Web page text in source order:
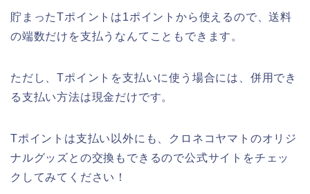
貯まったTポイントは1ポイントから使えるので、送料
の端数だけを支払うなんてこともできます。
ただし、Tポイントを支払いに使う場合には、併用でき
る支払い方法は現金だけです。
Tポイントは支払い以外にも、クロネコヤマトのオリジ
ナルグッズとの交換もできるので公式サイトをチェッ
クしてみてください！